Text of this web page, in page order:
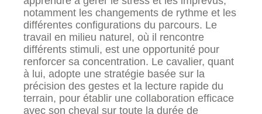
notamment les changements de rythme et les
différentes configurations du parcours. Le
travail en milieu naturel, où il rencontre
différents stimuli, est une opportunité pour
renforcer sa concentration. Le cavalier, quant
à lui, adopte une stratégie basée sur la
précision des gestes et la lecture rapide du
terrain, pour établir une collaboration efficace
avec son cheval sur toute la durée de